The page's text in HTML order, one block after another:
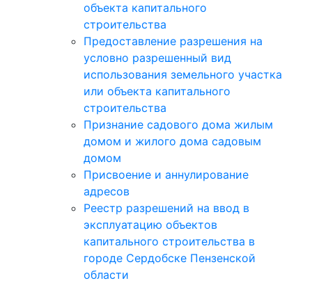
объекта капитального
строительства
Предоставление разрешения на
условно разрешенный вид
использования земельного участка
или объекта капитального
строительства
Признание садового дома жилым
домом и жилого дома садовым
домом
Присвоение и аннулирование
адресов
Реестр разрешений на ввод в
эксплуатацию объектов
капитального строительства в
городе Сердобске Пензенской
области